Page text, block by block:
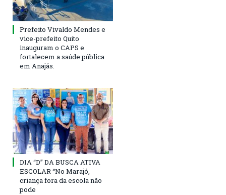
Prefeito Vivaldo Mendes e
vice-prefeito Quito
inauguram o CAPS e
fortalecem a saúde pública
em Anajás.
DIA “D” DA BUSCA ATIVA
ESCOLAR “No Marajó,
criança fora da escola não
pode